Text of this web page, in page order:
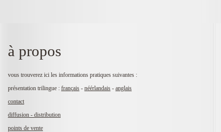
à propos
vous trouverez ici les informations pratiques suivantes :
présentation trilingue : français - néérlandais - anglais
contact
diffusion - distribution
points de vente